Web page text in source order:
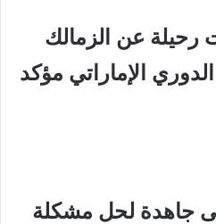
رحيلة عن الزمالك
الإماراتي مؤكد
جاهدة لحل مشكلة